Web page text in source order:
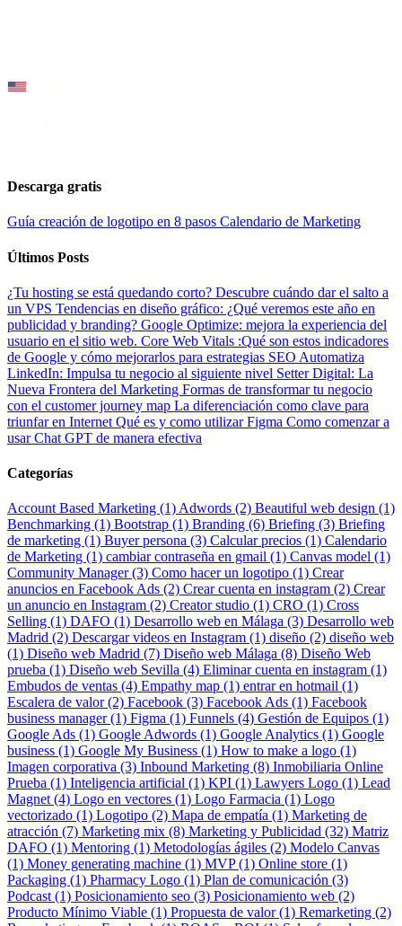
Teléfono
Descarga gratis
Guía creación de logotipo en 8 pasos Calendario de Marketing
Últimos Posts
¿Tu hosting se está quedando corto? Descubre cuándo dar el salto a
un VPS Tendencias en diseño gráfico: ¿Qué veremos este año en
publicidad y branding? Google Optimize: mejora la experiencia del
usuario en el sitio web. Core Web Vitals :Qué son estos indicadores
de Google y cómo mejorarlos para estrategias SEO Automatiza
LinkedIn: Impulsa tu negocio al siguiente nivel Setter Digital: La
Nueva Frontera del Marketing Formas de transformar tu negocio
con el customer journey map La diferenciación como clave para
triunfar en Internet Qué es y como utilizar Figma Como comenzar a
usar Chat GPT de manera efectiva
Categorías
Account Based Marketing (1) Adwords (2) Beautiful web design (1)
Benchmarking (1) Bootstrap (1) Branding (6) Briefing (3) Briefing
de marketing (1) Buyer persona (3) Calcular precios (1) Calendario
de Marketing (1) cambiar contraseña en gmail (1) Canvas model (1)
Community Manager (3) Como hacer un logotipo (1) Crear
anuncios en Facebook Ads (2) Crear cuenta en instagram (2) Crear
un anuncio en Instagram (2) Creator studio (1) CRO (1) Cross
Selling (1) DAFO (1) Desarrollo web en Málaga (3) Desarrollo web
Madrid (2) Descargar videos en Instagram (1) diseño (2) diseño web
(1) Diseño web Madrid (7) Diseño web Málaga (8) Diseño Web
prueba (1) Diseño web Sevilla (4) Eliminar cuenta en instagram (1)
Embudos de ventas (4) Empathy map (1) entrar en hotmail (1)
Escalera de valor (2) Facebook (3) Facebook Ads (1) Facebook
business manager (1) Figma (1) Funnels (4) Gestión de Equipos (1)
Google Ads (1) Google Adwords (1) Google Analytics (1) Google
business (1) Google My Business (1) How to make a logo (1)
Imagen corporativa (3) Inbound Marketing (8) Inmobiliaria Online
Prueba (1) Inteligencia artificial (1) KPI (1) Lawyers Logo (1) Lead
Magnet (4) Logo en vectores (1) Logo Farmacia (1) Logo
vectorizado (1) Logotipo (2) Mapa de empatía (1) Marketing de
atracción (7) Marketing mix (8) Marketing y Publicidad (32) Matriz
DAFO (1) Mentoring (1) Metodologías ágiles (2) Modelo Canvas
(1) Money generating machine (1) MVP (1) Online store (1)
Packaging (1) Pharmacy Logo (1) Plan de comunicación (3)
Podcast (1) Posicionamiento seo (3) Posicionamiento web (2)
Producto Mínimo Viable (1) Propuesta de valor (1) Remarketing (2)